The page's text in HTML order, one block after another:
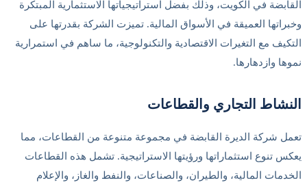
القابضة في الكويت، وذلك بفضل استراتيجياتها الاستثمارية المبتكرة
وخبراتها العميقة في الأسواق المالية. تميزت الشركة بقدرتها على
التكيف مع التغيرات الاقتصادية والتكنولوجية، ما ساهم في استمرارية
نموها وازدهارها.
النشاط التجاري والقطاعات
تعمل شركة الديرة القابضة في مجموعة متنوعة من القطاعات، مما
يعكس تنوع استثماراتها ورؤيتها الاستراتيجية. تشمل هذه القطاعات
الخدمات المالية، والطيران، والصناعات، والنفط والغاز، والإعلام